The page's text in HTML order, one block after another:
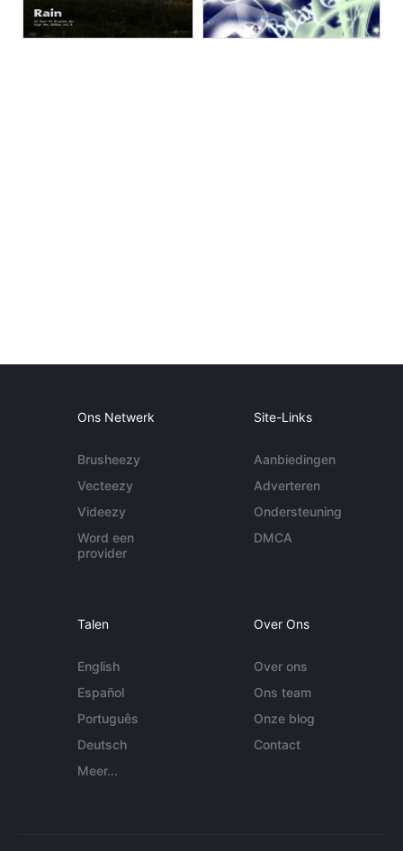
Ons Netwerk
Brusheezy
Vecteezy
Videezy
Word een
provider
Site-Links
Aanbiedingen
Adverteren
Ondersteuning
DMCA
Talen
English
Español
Português
Deutsch
Meer...
Over Ons
Over ons
Ons team
Onze blog
Contact